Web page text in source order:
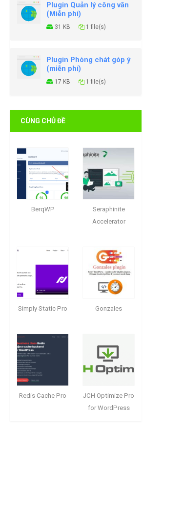
Plugin Quản lý công văn
(Miễn phí)
31 KB 1 file(s)
Plugin Phòng chát góp ý
(miễn phí)
17 KB 1 file(s)
CÙNG CHỦ ĐỀ
BerqWP
Seraphinite
Accelerator
Simply Static Pro Gonzales
Redis Cache Pro
JCH Optimize Pro
for WordPress